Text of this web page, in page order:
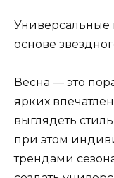
Универсальные
основе
Весна — это
ярких
выглядеть
при этом
трендами